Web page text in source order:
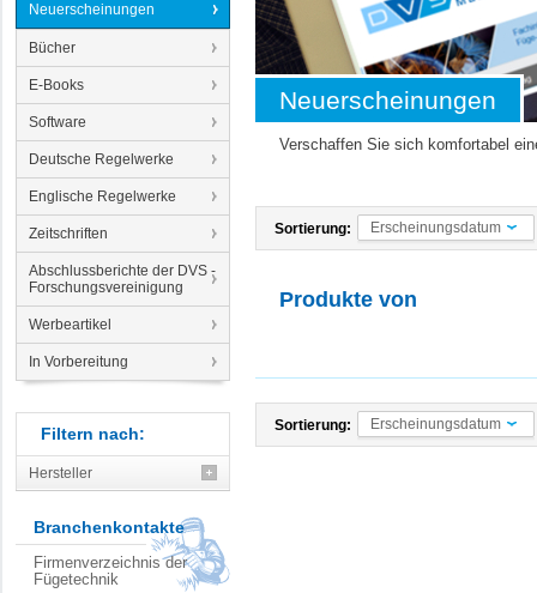
Neuerscheinungen
Bücher
E-Books
Software
Deutsche Regelwerke
Englische Regelwerke
Zeitschriften
Abschlussberichte der DVS -
Forschungsvereinigung
Werbeartikel
In Vorbereitung
Filtern nach:
Hersteller
Branchenkontakte
Firmenverzeichnis der
Fügetechnik
Neuerscheinungen
Verschaffen Sie sich komfortabel
Sortierung: Erscheinungsdatum
Produkte von
Sortierung: Erscheinungsdatum